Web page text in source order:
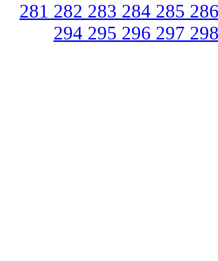
281 282 283 284 285
294 295 296 297